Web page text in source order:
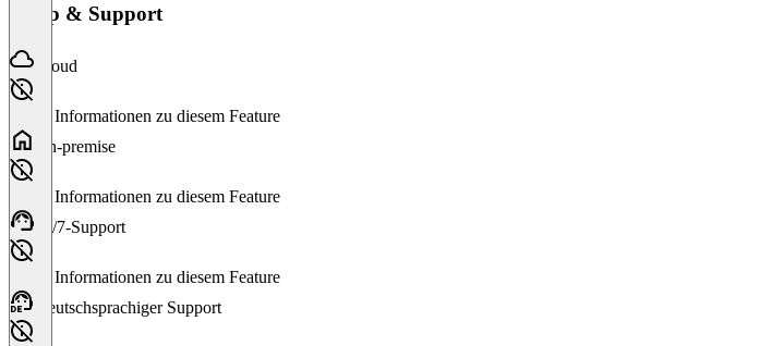
Setup & Support
Cloud
Keine Informationen zu diesem Feature
On-premise
Keine Informationen zu diesem Feature
24/7-Support
Keine Informationen zu diesem Feature
Deutschsprachiger Support